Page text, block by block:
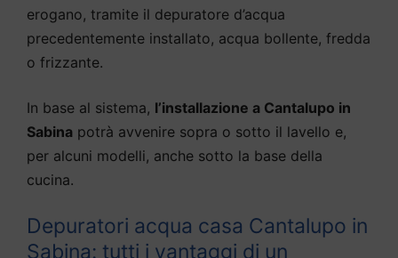
erogano, tramite il depuratore d’acqua
precedentemente installato, acqua bollente, fredda
o frizzante.
In base al sistema, l’installazione a Cantalupo in
Sabina potrà avvenire sopra o sotto il lavello e,
per alcuni modelli, anche sotto la base della
cucina.
Depuratori acqua casa Cantalupo in
Sabina: tutti i vantaggi di un